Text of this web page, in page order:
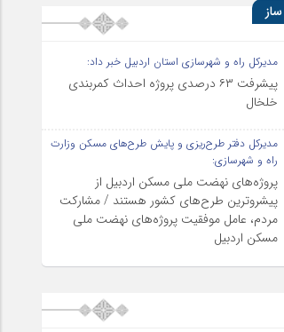
مدیرکل راه و شهرسازی استان اردبیل خبر داد:
پیشرفت ۶۳ درصدی پروژه احداث کمربندی
خلخال
مدیرکل دفتر طرح‌ریزی و پایش طرح‌های مسکن وزارت
راه و شهرسازی:
پروژه‌های نهضت ملی مسکن اردبیل از
پیشروترین طرح‌های کشور هستند / مشارکت
مردم، عامل موفقیت پروژه‌های نهضت ملی
مسکن اردبیل